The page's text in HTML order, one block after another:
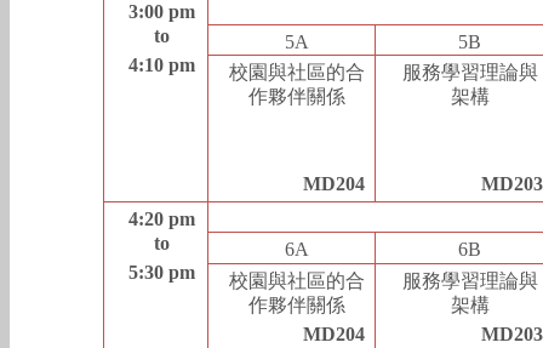
3:00 pm
to
4:10 pm
5A
5B
校園與社區的合
作夥伴關係
MD204
服務學習理論與
架構
MD203
4:20 pm
to
5:30 pm
6A
6B
校園與社區的合
作夥伴關係
MD204
服務學習理論與
架構
MD203